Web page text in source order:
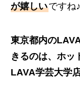
が嬉しいですね♪
東京都内の
きるのは、ホッ
LAVA学芸大学